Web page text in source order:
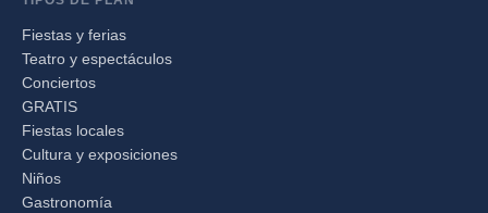
Fiestas y ferias
Teatro y espectáculos
Conciertos
GRATIS
Fiestas locales
Cultura y exposiciones
Niños
Gastronomía